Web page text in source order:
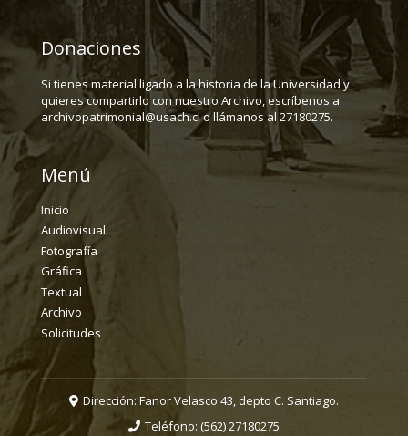
Donaciones
Si tienes material ligado a la historia de la Universidad y
quieres compartirlo con nuestro Archivo, escríbenos a
archivopatrimonial@usach.cl o llámanos al 27180275.
Menú
Inicio
Audiovisual
Fotografía
Gráfica
Textual
Archivo
Solicitudes
Dirección: Fanor Velasco 43, depto C. Santiago.
Teléfono: (562) 27180275